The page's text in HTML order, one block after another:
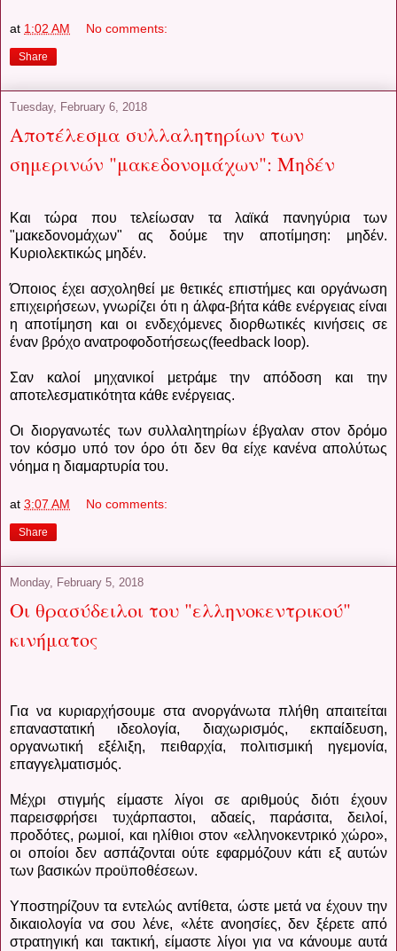
at 1:02 AM No comments:
Share
Tuesday, February 6, 2018
Αποτέλεσμα συλλαλητηρίων των
σημερινών "μακεδονομάχων": Μηδέν
Και τώρα που τελείωσαν τα λαϊκά πανηγύρια των
"μακεδονομάχων" ας δούμε την αποτίμηση: μηδέν.
Κυριολεκτικώς μηδέν.
Όποιος έχει ασχοληθεί με θετικές επιστήμες και οργάνωση
επιχειρήσεων, γνωρίζει ότι η άλφα-βήτα κάθε ενέργειας είναι
η αποτίμηση και οι ενδεχόμενες διορθωτικές κινήσεις σε
έναν βρόχο ανατροφοδοτήσεως(feedback loop).
Σαν καλοί μηχανικοί μετράμε την απόδοση και την
αποτελεσματικότητα κάθε ενέργειας.
Οι διοργανωτές των συλλαλητηρίων έβγαλαν στον δρόμο
τον κόσμο υπό τον όρο ότι δεν θα είχε κανένα απολύτως
νόημα η διαμαρτυρία του.
at 3:07 AM No comments:
Share
Monday, February 5, 2018
Οι θρασύδειλοι του "ελληνοκεντρικού"
κινήματος
Για να κυριαρχήσουμε στα ανοργάνωτα πλήθη απαιτείται
επαναστατική ιδεολογία, διαχωρισμός, εκπαίδευση,
οργανωτική εξέλιξη, πειθαρχία, πολιτισμική ηγεμονία,
επαγγελματισμός.
Μέχρι στιγμής είμαστε λίγοι σε αριθμούς διότι έχουν
παρεισφρήσει τυχάρπαστοι, αδαείς, παράσιτα, δειλοί,
προδότες, ρωμιοί, και ηλίθιοι στον «ελληνοκεντρικό χώρο»,
οι οποίοι δεν ασπάζονται ούτε εφαρμόζουν κάτι εξ αυτών
των βασικών προϋποθέσεων.
Υποστηρίζουν τα εντελώς αντίθετα, ώστε μετά να έχουν την
δικαιολογία να σου λένε, «λέτε ανοησίες, δεν ξέρετε από
στρατηγική και τακτική, είμαστε λίγοι για να κάνουμε αυτά